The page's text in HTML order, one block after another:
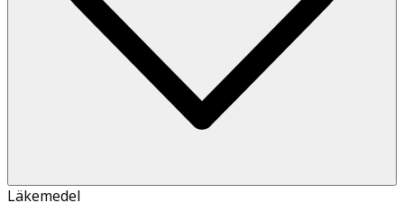
Läkemedel